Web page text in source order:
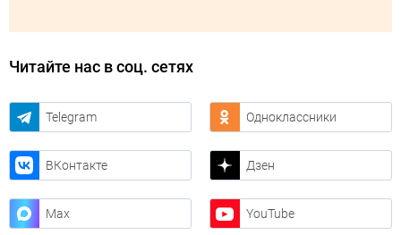
Читайте нас в соц. сетях
Telegram Одноклассники
ВКонтакте Дзен
Max YouTube